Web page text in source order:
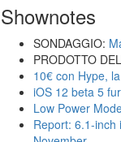
Shownotes
SONDAGGIO:
PRODOTTO
10€ con Hype,
iOS 12 beta 5
Low Power
Report: 6.1-inch